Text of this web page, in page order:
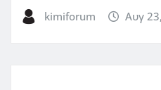
kimiforum Αυγ